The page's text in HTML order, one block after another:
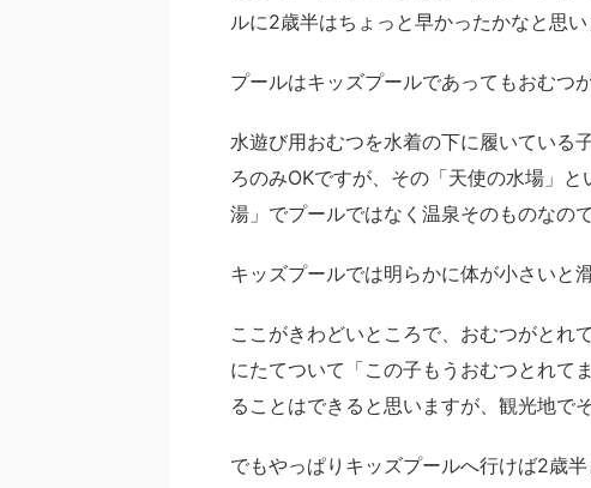
ルに2歳半はちょっと早かったかなと思い
プールはキッズプールであってもおむつ
水遊び用おむつを水着の下に履いている
ろのみOKですが、その「天使の水場」
湯」でプールではなく温泉そのものなの
キッズプールでは明らかに体が小さいと
ここがきわどいところで、おむつがとれ
にたてついて「この子もうおむつとれて
ることはできると思いますが、観光地で
でもやっぱりキッズプールへ行けば2歳